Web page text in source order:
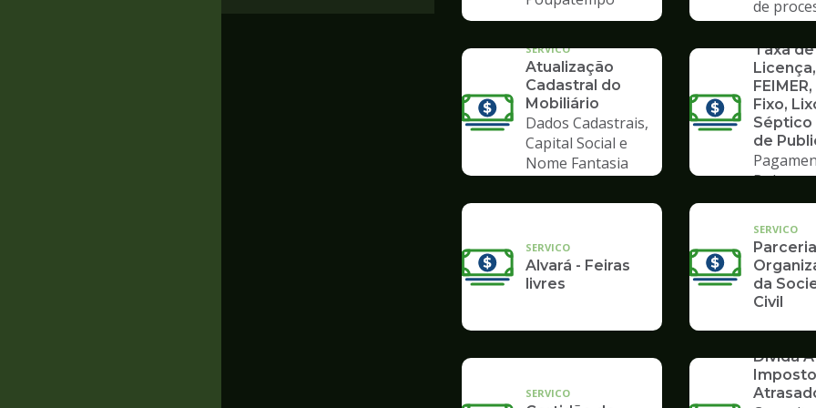
de
SERVICO
Atualização
Cadastral do
Mobiliário
Dados Cadastrais,
Capital Social e
Nome Fantasia
Taxa de
Licença,
Fixo,
Séptico
de
Boleto
SERVICO
Alvará - Feiras
livres
SERVICO
da
Civil
SERVICO
Dívida
Imposto